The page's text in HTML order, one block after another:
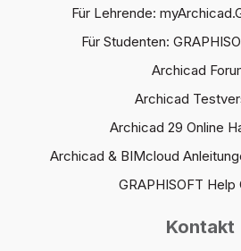
Für Lehrende:
Für Studenten:
Archicad
Archicad
Archicad 29 Online
Archicad & BIMcloud
GRAPHISOFT Help
Kontakt